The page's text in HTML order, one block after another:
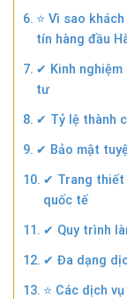
⭐ Vì sao
tín hàng đầu
✔ Kinh
tư
✔ Tỷ lệ thành
✔ Bảo mật
✔ Trang thiết
quốc tế
✔ Quy trình
✔ Đa dạng
⭐ Các dịch